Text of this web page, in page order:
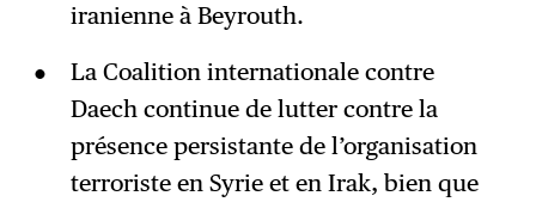
iranienne à Beyrouth.
La Coalition internationale contre
Daech continue de lutter contre la
présence persistante de l’organisation
terroriste en Syrie et en Irak, bien que